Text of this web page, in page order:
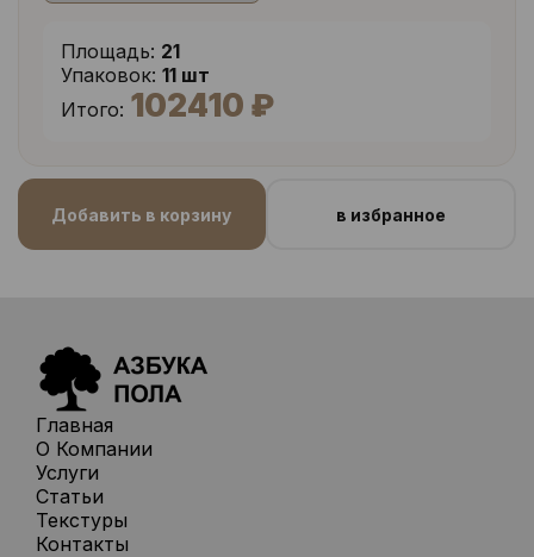
Площадь: 21
Упаковок: 11 шт
Итого: 102410 ₽
Добавить в корзину в избранное
Главная
О Компании
Услуги
Статьи
Текстуры
Контакты